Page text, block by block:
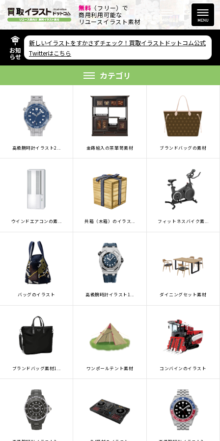
無料 （フリー）で
商用利用可能な
リユースイラスト素材
欲しい素材が無い方へ
リンクをコピー
FAQ
利用規約
プライバシーポリシー
私たちについて
お問い合わせ
お知
らせ
新しいイラストをすかさずチェック！買取イラストドットコム公式
Twitterはこちら
カテゴリ
高級腕時計イラスト2... 金蒔絵入の茶箪笥素材 ブランドバッグの素材
ウインドエアコンの素... 共箱（木箱）のイラス... フィットネスバイク素...
バッグのイラスト 高級腕時計イラスト1... ダイニングセット素材
ブランドバッグ素材1... ワンポールテント素材 コンバインのイラスト